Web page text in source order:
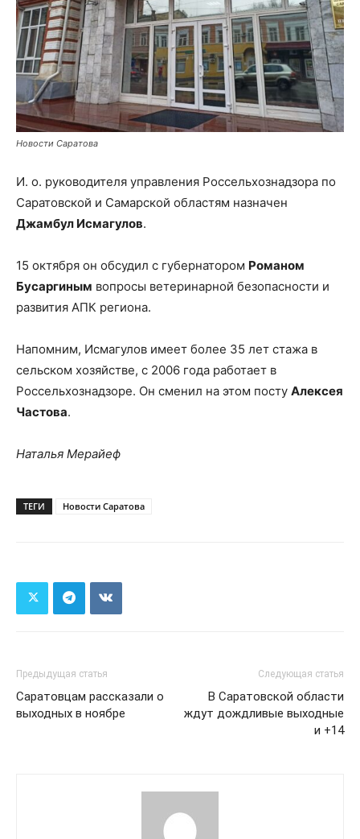
Новости Саратова
И. о. руководителя управления Россельхознадзора по
Саратовской и Самарской областям назначен
Джамбул Исмагулов.
15 октября он обсудил с губернатором Романом
Бусаргиным вопросы ветеринарной безопасности и
развития АПК региона.
Напомним, Исмагулов имеет более 35 лет стажа в
сельском хозяйстве, с 2006 года работает в
Россельхознадзоре. Он сменил на этом посту Алексея
Частова.
Наталья Мерайеф
ТЕГИ Новости Саратова
Предыдущая статья
Саратовцам рассказали о
выходных в ноябре
Следующая статья
В Саратовской области
ждут дождливые выходные
и +14